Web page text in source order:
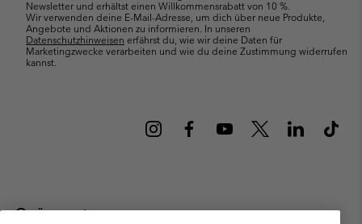
Newsletter und erhältst einen Willkommensrabatt von 10 %.
Wir verwenden deine E-Mail-Adresse, um dich über neue Produkte,
Angebote und Aktionen zu informieren. In unseren
Datenschutzhinweisen erfährst du, wie wir deine Daten für
Marketingzwecke verarbeiten und wie du deine Zustimmung widerrufen
kannst.
Österreich